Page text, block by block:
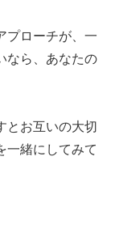
プローチが、一
なら、あなたの
とお互いの大切
一緒にしてみて